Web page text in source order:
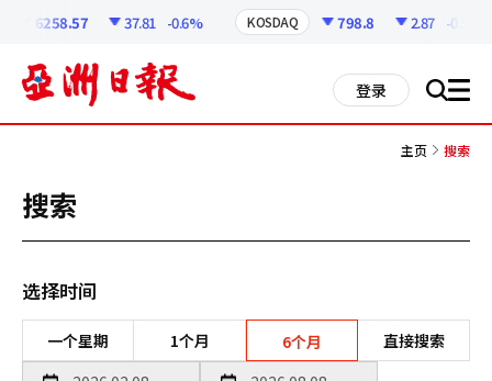
6258.57 37.81 -0.6% KOSDAQ 798.8 2.87 -0.36%
登录 搜 all
主页 搜索
搜索
选择时间
一个星期 1个月 6个月 直接搜索